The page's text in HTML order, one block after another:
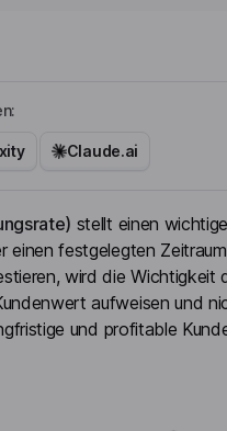
Claude.ai
stellt einen
festgelegten
wird die
aufweisen und
und profitable